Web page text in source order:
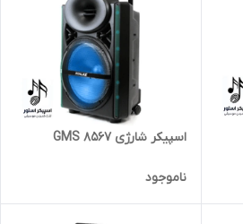
اسپیکر شارژی 8567 GMS
ناموجود